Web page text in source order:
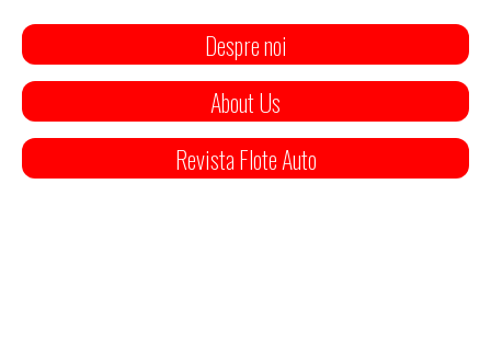
Despre noi
About Us
Revista Flote Auto